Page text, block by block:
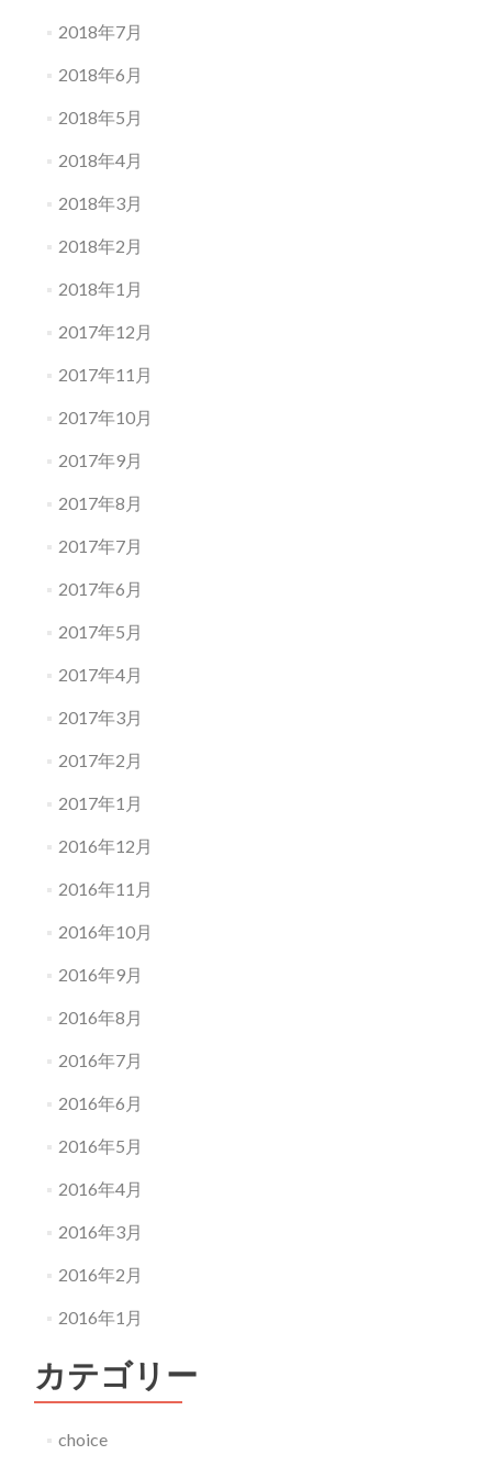
2018年7月
2018年6月
2018年5月
2018年4月
2018年3月
2018年2月
2018年1月
2017年12月
2017年11月
2017年10月
2017年9月
2017年8月
2017年7月
2017年6月
2017年5月
2017年4月
2017年3月
2017年2月
2017年1月
2016年12月
2016年11月
2016年10月
2016年9月
2016年8月
2016年7月
2016年6月
2016年5月
2016年4月
2016年3月
2016年2月
2016年1月
カテゴリー
choice